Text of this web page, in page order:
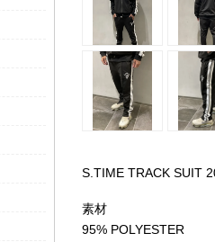
S.TIME TRACK SUIT
素材
95% POLYESTER